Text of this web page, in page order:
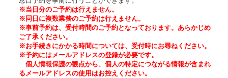
予約状況確認
窓口混雑状況
待ち状況確認
交付状況確認
※当日分のご予約は行えません。
※同日に複数業務のご予約は行えません。
※事前予約は、受付時間のご予約となっております。あらかじめ
ご了承ください。
※お手続きにかかる時間については、受付時にお尋ねください。
※予約にはメールアドレスの登録が必要です。
個人情報保護の観点から、個人の特定につながる情報が含まれ
るメールアドレスの使用はお控えください。